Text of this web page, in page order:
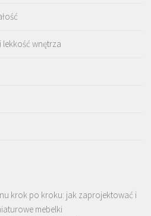
wnętrza
krok po kroku: jak zaprojektować i
mebelki